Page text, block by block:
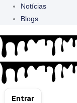
Notícias
Blogs
Entrar